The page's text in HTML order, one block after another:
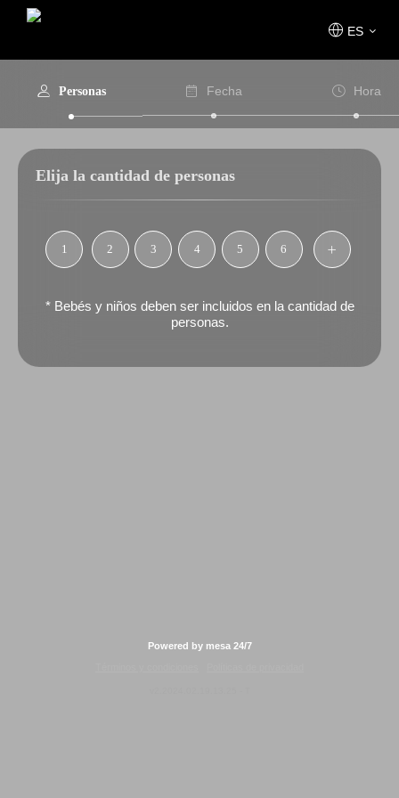
ES
Personas Fecha Hora
Elija la cantidad de personas
1 2 3 4 5 6
* Bebés y niños deben ser incluidos en la cantidad de
personas.
Powered by mesa 24/7